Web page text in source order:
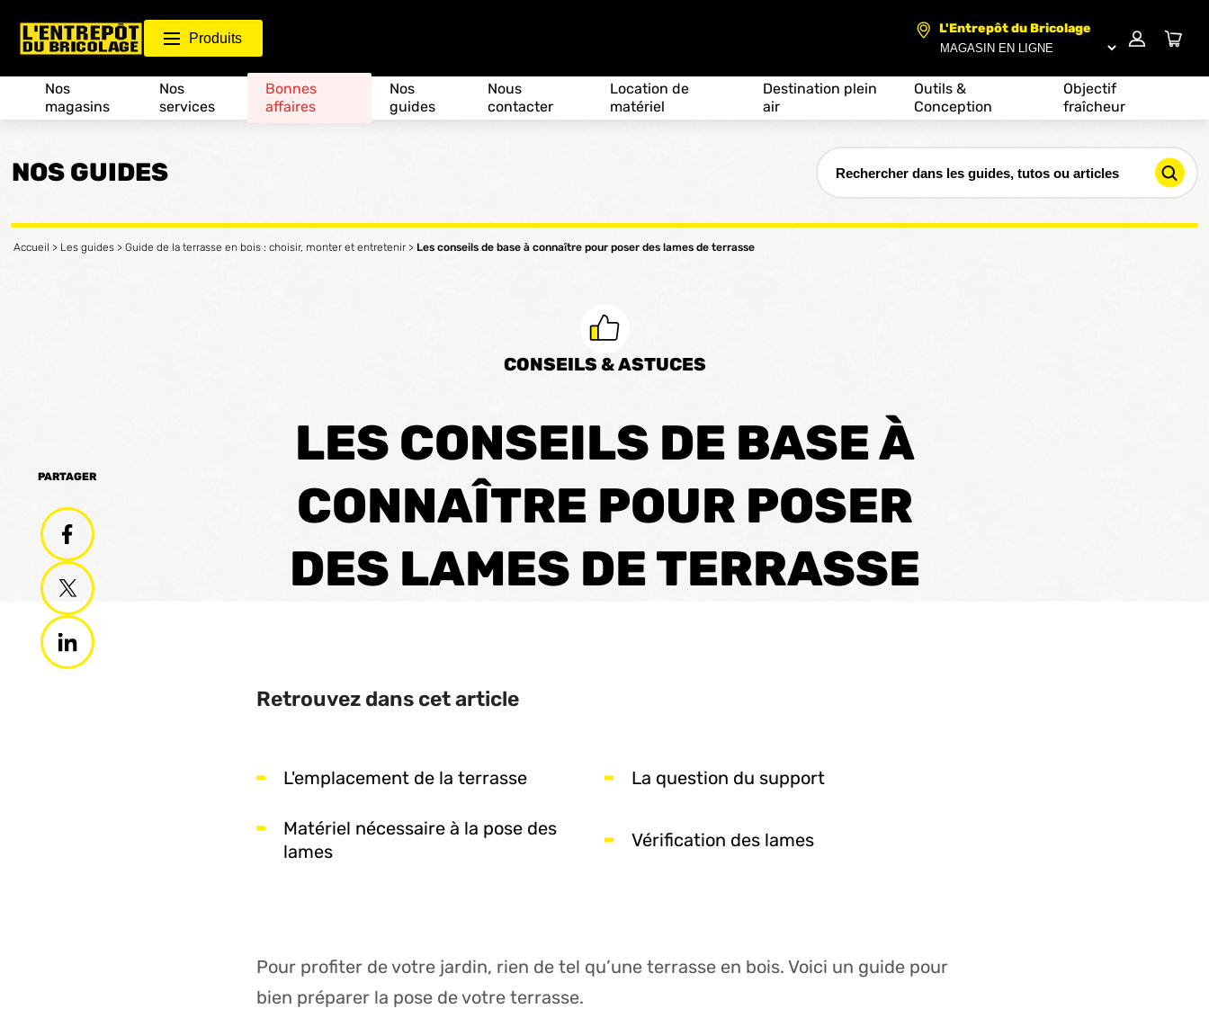
Produits
L'Entrepôt du Bricolage
Nos
magasins
Nos
services
Bonnes
affaires
Nos
guides
Nous
contacter
Location de
matériel
Destination plein
air
Outils &
Conception
Objectif
fraîcheur
NOS GUIDES
Accueil > Les guides > Guide de la terrasse en bois : choisir, monter et entretenir > Les conseils de base à connaître pour poser des lames de terrasse
CONSEILS & ASTUCES
LES CONSEILS DE BASE À
CONNAÎTRE POUR POSER
DES LAMES DE TERRASSE
PARTAGER
Retrouvez dans cet article
L'emplacement de la terrasse La question du support
Matériel nécessaire à la pose des
lames
Vérification des lames
Pour profiter de votre jardin, rien de tel qu’une terrasse en bois. Voici un guide pour
bien préparer la pose de votre terrasse.